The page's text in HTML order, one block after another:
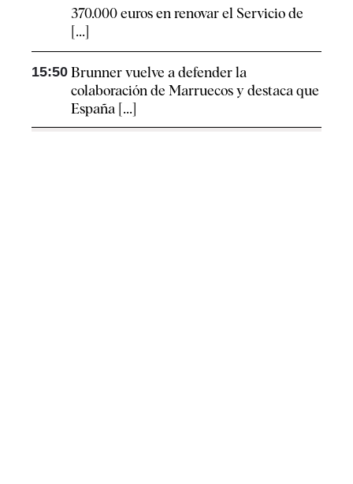
370.000 euros en renovar el Servicio de
[...]
15:50 Brunner vuelve a defender la
colaboración de Marruecos y destaca que
España [...]